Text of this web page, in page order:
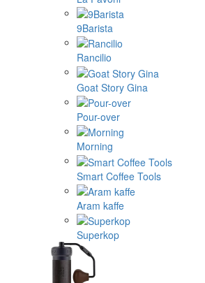
9Barista
Rancilio
Goat Story Gina
Pour-over
Morning
Smart Coffee Tools
Aram kaffe
Superkop